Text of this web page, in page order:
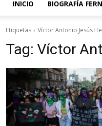
INICIO BIOGRAFÍA
Etiquetas Víctor Antonio Jesús
Tag: Víctor